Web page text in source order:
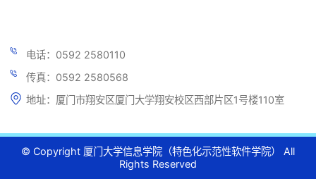
电话：0592 2580110
传真：0592 2580568
地址：厦门市翔安区厦门大学翔安校区西部片区1号楼110室
© Copyright 厦门大学信息学院（特色化示范性软件学院） All
Rights Reserved